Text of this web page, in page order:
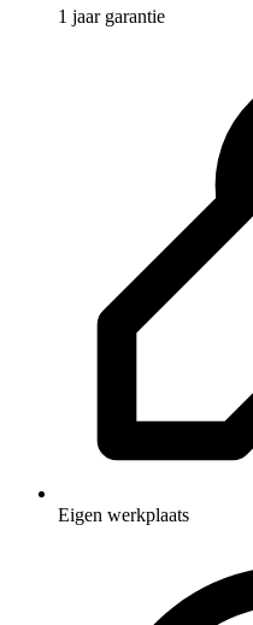
1 jaar garantie
Eigen werkplaats